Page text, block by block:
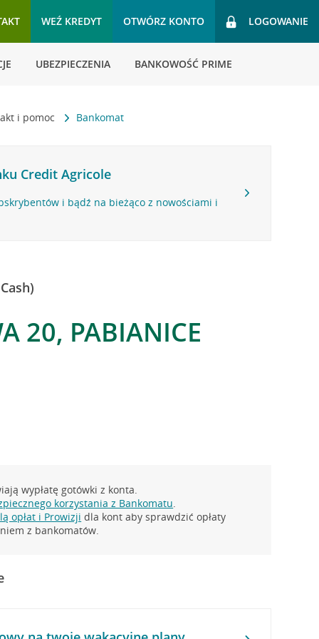
WEŹ KREDYT OTWÓRZ KONTO LOGOWANIE
UBEZPIECZENIA BANKOWOŚĆ PRIME
i pomoc Bankomat
Credit Agricole
i bądź na bieżąco z nowościami i
20, PABIANICE
wypłatę gotówki z konta.
korzystania z Bankomatu.
opłat i Prowizji dla kont aby sprawdzić opłaty
z bankomatów.